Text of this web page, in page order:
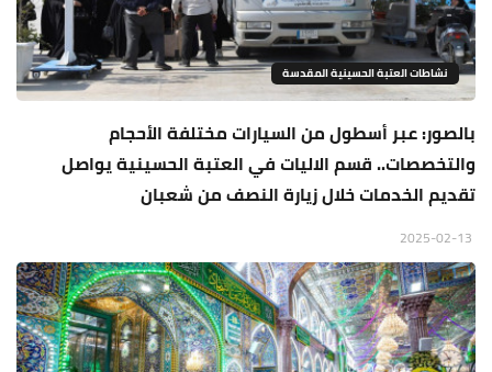
نشاطات العتبة الحسينية المقدسة
بالصور: عبر أسطول من السيارات مختلفة الأحجام
والتخصصات.. قسم الاليات في العتبة الحسينية يواصل
تقديم الخدمات خلال زيارة النصف من شعبان